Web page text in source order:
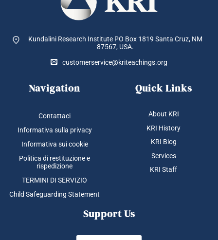
Kundalini Research Institute PO Box 1819 Santa Cruz, NM
87567, USA.
customerservice@kriteachings.org
Navigation
Contattaci
Informativa sulla privacy
Informativa sui cookie
Politica di restituzione e
rispedizione
TERMINI DI SERVIZIO
Child Safeguarding Statement
Quick Links
About KRI
KRI History
KRI Blog
Services
KRI Staff
Support Us